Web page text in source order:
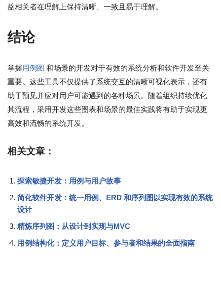
益相关者在理解上保持清晰、一致且易于理解。
结论
掌握用例图 和场景的开发对于有效的系统分析和软件开发至关
重要。这些工具不仅提供了系统交互的清晰可视化表示，还有
助于预见并应对用户可能遇到的各种场景。随着组织持续优化
其流程，采用开发这些图表和场景的最佳实践将有助于实现更
高效和流畅的系统开发。
相关文章：
探索敏捷开发：用例与用户故事
简化软件开发：统一用例、ERD 和序列图以实现有效的系统
设计
精炼序列图：从设计到实现与MVC
用例结构化：定义用户目标、参与者和结果的全面指南